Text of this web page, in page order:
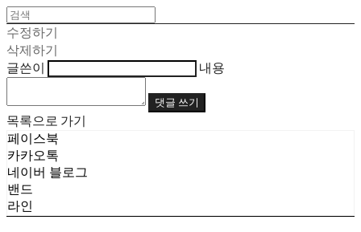
수정하기
삭제하기
글쓴이
내용
댓글 쓰기
목록으로 가기
페이스북
카카오톡
네이버 블로그
밴드
라인